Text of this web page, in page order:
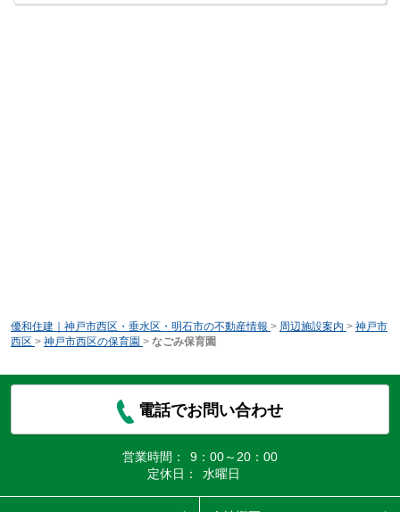
優和住建｜神戸市西区・垂水区・明石市の不動産情報 > 周辺施設案内 > 神戸市
西区 > 神戸市西区の保育園 > なごみ保育園
電話でお問い合わせ
営業時間：
9：00～20：00
定休日：
水曜日